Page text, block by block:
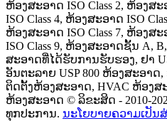
ຫ້ອງສະອາດ ISO Class 2, ຫ້ອງສ
ISO Class 4, ຫ້ອງສະອາດ ISO
ຫ້ອງສະອາດ ISO Class 7, ຫ້ອງສ
ISO Class 9, ຫ້ອງສະອາດຊັ້ນ A,
ສະອາດທີ່ໄດ້ຮັບການຮັບຮອງ, ຢາ
ອັນຕະລາຍ USP 800 ຫ້ອງສະອາ
ຕິດຕັ້ງຫ້ອງສະອາດ, HVAC ຫ້ອງ
ຫ້ອງສະອາດ © ລິຂະສິດ - 2010-
ທຸກປະການ. ນະໂຍບາຍຄວາມເປັນ